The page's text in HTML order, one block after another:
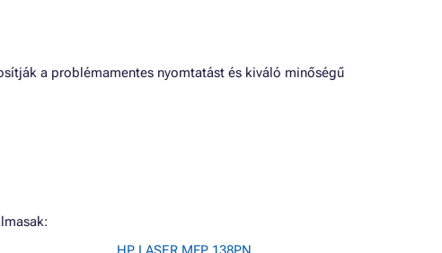
a problémamentes nyomtatást és kiváló minőségű